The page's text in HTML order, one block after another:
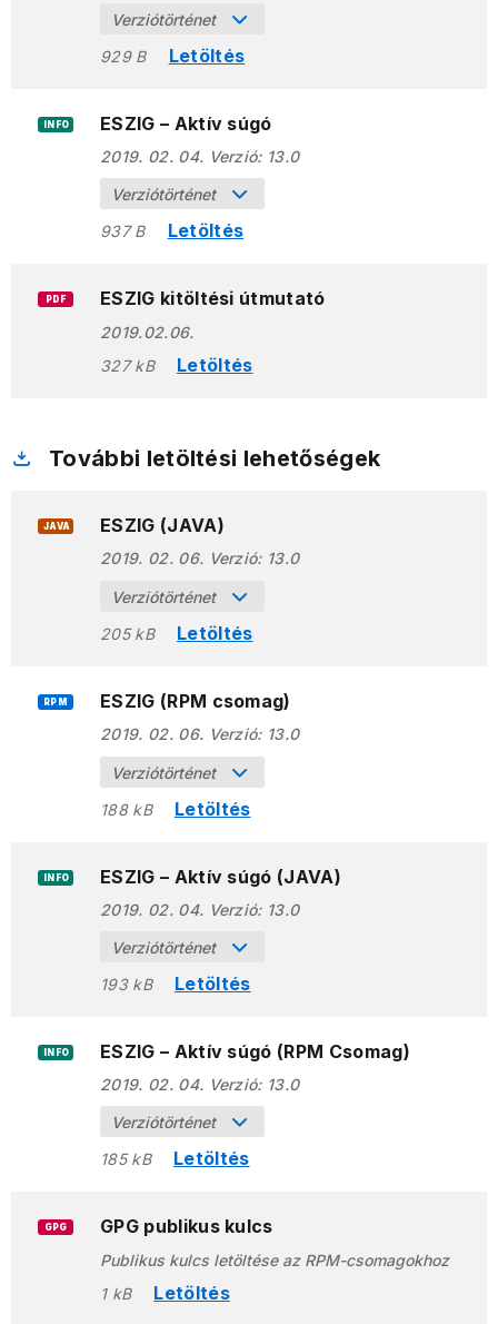
Verziótörténet
929 B
Letöltés
INFO ESZIG – Aktív súgó
2019. 02. 04. Verzió: 13.0
Verziótörténet
937 B
Letöltés
PDF ESZIG kitöltési útmutató
2019.02.06.
327 kB
Letöltés
További letöltési lehetőségek
JAVA ESZIG (JAVA)
2019. 02. 06. Verzió: 13.0
Verziótörténet
205 kB
Letöltés
RPM ESZIG (RPM csomag)
2019. 02. 06. Verzió: 13.0
Verziótörténet
188 kB
Letöltés
INFO ESZIG – Aktív súgó (JAVA)
2019. 02. 04. Verzió: 13.0
Verziótörténet
193 kB
Letöltés
INFO ESZIG – Aktív súgó (RPM Csomag)
2019. 02. 04. Verzió: 13.0
Verziótörténet
185 kB
Letöltés
GPG GPG publikus kulcs
Publikus kulcs letöltése az RPM-csomagokhoz
1 kB
Letöltés